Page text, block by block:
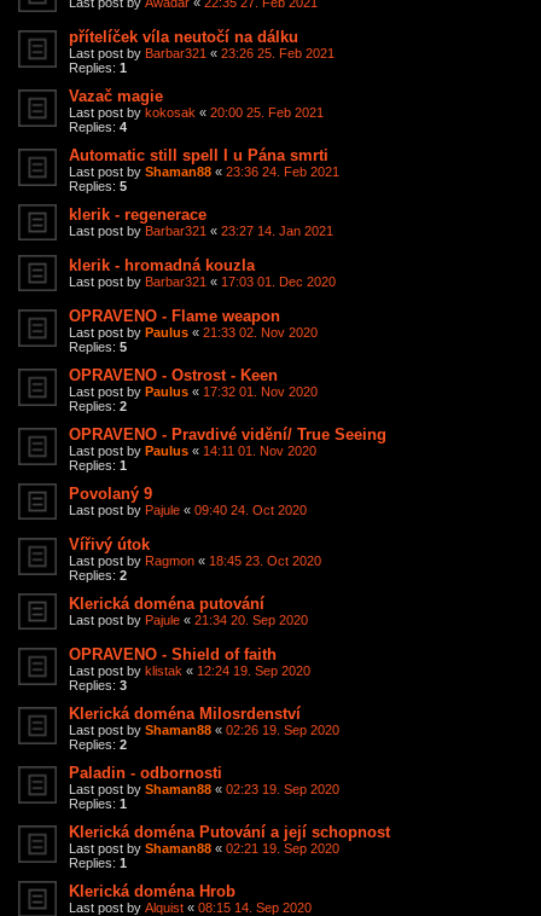
přítelíček víla neutočí na dálku
Last post by Barbar321 « 23:26 25. Feb 2021
Replies: 1
Vazač magie
Last post by kokosak « 20:00 25. Feb 2021
Replies: 4
Automatic still spell I u Pána smrti
Last post by Shaman88 « 23:36 24. Feb 2021
Replies: 5
klerik - regenerace
Last post by Barbar321 « 23:27 14. Jan 2021
klerik - hromadná kouzla
Last post by Barbar321 « 17:03 01. Dec 2020
OPRAVENO - Flame weapon
Last post by Paulus « 21:33 02. Nov 2020
Replies: 5
OPRAVENO - Ostrost - Keen
Last post by Paulus « 17:32 01. Nov 2020
Replies: 2
OPRAVENO - Pravdivé vidění/ True Seeing
Last post by Paulus « 14:11 01. Nov 2020
Replies: 1
Povolaný 9
Last post by Pajule « 09:40 24. Oct 2020
Vířivý útok
Last post by Ragmon « 18:45 23. Oct 2020
Replies: 2
Klerická doména putování
Last post by Pajule « 21:34 20. Sep 2020
OPRAVENO - Shield of faith
Last post by klistak « 12:24 19. Sep 2020
Replies: 3
Klerická doména Milosrdenství
Last post by Shaman88 « 02:26 19. Sep 2020
Replies: 2
Paladin - odbornosti
Last post by Shaman88 « 02:23 19. Sep 2020
Replies: 1
Klerická doména Putování a její schopnost
Last post by Shaman88 « 02:21 19. Sep 2020
Replies: 1
Klerická doména Hrob
Last post by Alquist « 08:15 14. Sep 2020